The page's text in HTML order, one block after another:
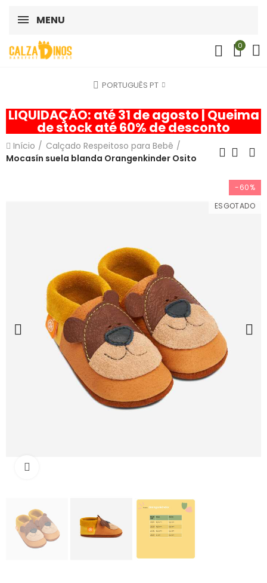
MENU
0
PORTUGUÊS PT
LIQUIDAÇÃO: até 31 de agosto | Queima
de stock até 60% de desconto
Início
Calçado Respeitoso para Bebê
Mocasín suela blanda Orangenkinder Osito
-60%
ESGOTADO